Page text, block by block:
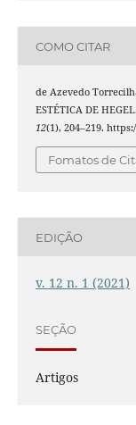
COMO CITAR
de Azevedo
ESTÉTICA DE HEGEL.
12(1), 204–219.
Fomatos de
EDIÇÃO
v. 12 n. 1 (2021)
SEÇÃO
Artigos